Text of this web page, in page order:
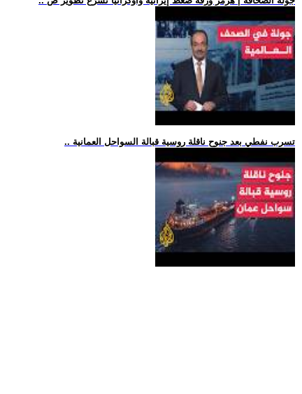
.. تسرب نفطي بعد جنوح ناقلة روسية قبالة السواحل العمانية